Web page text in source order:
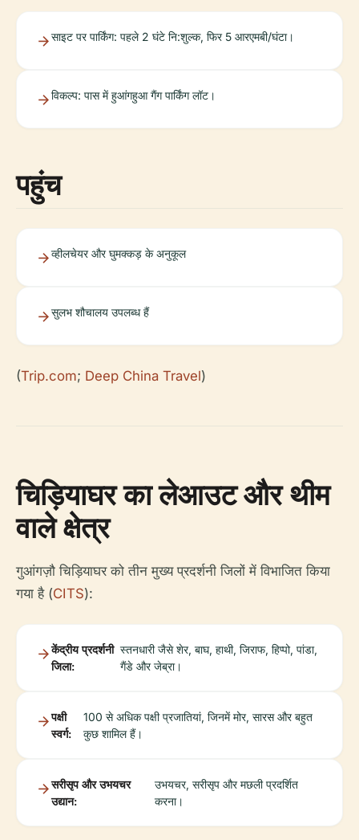
साइट पर पार्किंग: पहले 2 घंटे नि:शुल्क, फिर 5 आरएमबी/घंटा।
विकल्प: पास में हुआंगहुआ गैंग पार्किंग लॉट।
पहुंच
व्हीलचेयर और घुमक्कड़ के अनुकूल
सुलभ शौचालय उपलब्ध हैं
(Trip.com; Deep China Travel)
चिड़ियाघर का लेआउट और थीम
वाले क्षेत्र
गुआंगज़ौ चिड़ियाघर को तीन मुख्य प्रदर्शनी जिलों में विभाजित किया
गया है (CITS):
केंद्रीय प्रदर्शनी
जिला:
स्तनधारी जैसे शेर, बाघ, हाथी, जिराफ, हिप्पो, पांडा,
गैंडे और जेब्रा।
पक्षी
स्वर्ग:
100 से अधिक पक्षी प्रजातियां, जिनमें मोर, सारस और बहुत
कुछ शामिल हैं।
सरीसृप और उभयचर
उद्यान:
उभयचर, सरीसृप और मछली प्रदर्शित
करना।